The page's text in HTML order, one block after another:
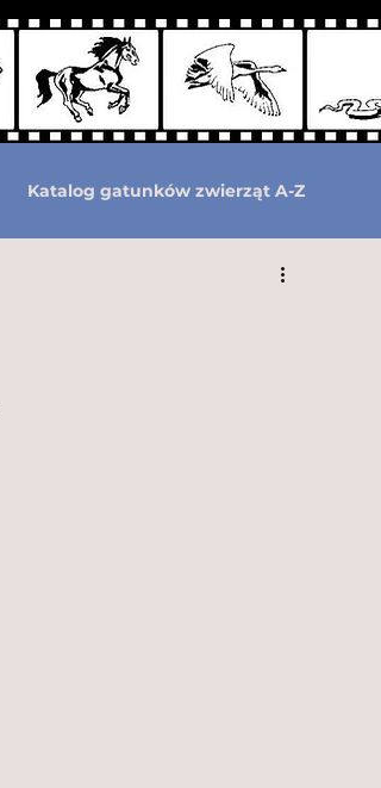
Katalog gatunków zwierząt A-Z
Kryptozoologia